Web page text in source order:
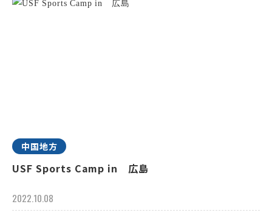
中国地方
USF Sports Camp in 広島
2022.10.08